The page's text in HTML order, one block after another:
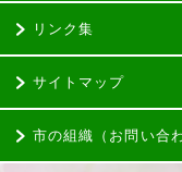
リンク集
サイトマップ
市の組織（お問い合